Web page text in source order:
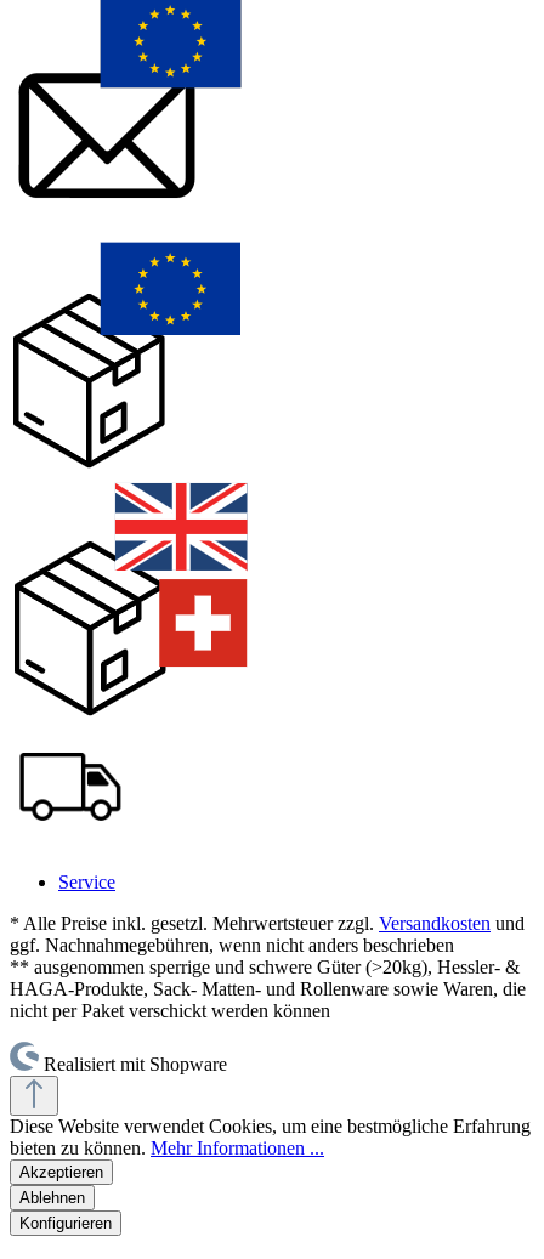
Service
* Alle Preise inkl. gesetzl. Mehrwertsteuer zzgl. Versandkosten und
ggf. Nachnahmegebühren, wenn nicht anders beschrieben
** ausgenommen sperrige und schwere Güter (>20kg), Hessler- &
HAGA-Produkte, Sack- Matten- und Rollenware sowie Waren, die
nicht per Paket verschickt werden können
Realisiert mit Shopware
Diese Website verwendet Cookies, um eine bestmögliche Erfahrung
bieten zu können. Mehr Informationen ...
Akzeptieren
Ablehnen
Konfigurieren